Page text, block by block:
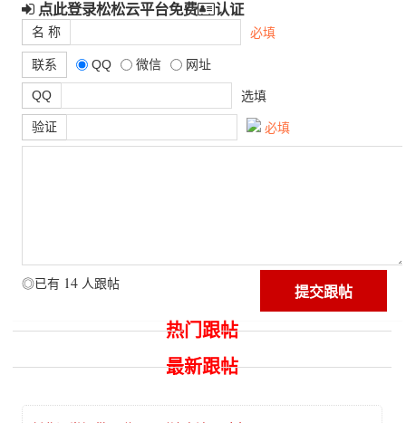
点此登录松松云平台免费 认证
名 称 必填
联系 QQ 微信 网址
QQ 选填
验证 必填
◎已有 14 人跟帖
热门跟帖
最新跟帖